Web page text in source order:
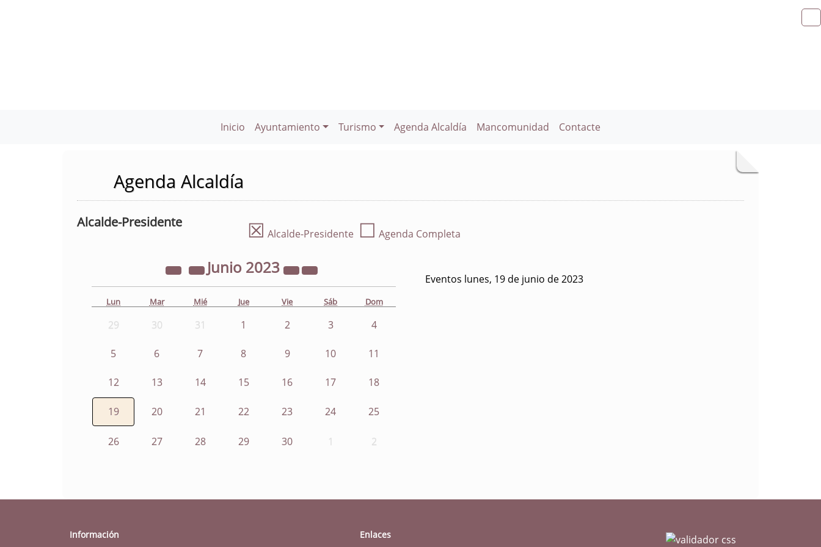
Inicio Ayuntamiento Turismo Agenda Alcaldía Mancomunidad Contacte
Agenda Alcaldía
Alcalde-Presidente ☒ Alcalde-Presidente ☐ Agenda Completa
Junio 2023
Lun Mar Mié Jue Vie Sáb Dom
29 30 31 1 2 3 4
5 6 7 8 9 10 11
12 13 14 15 16 17 18
19 20 21 22 23 24 25
26 27 28 29 30 1 2
Eventos lunes, 19 de junio de 2023
Información Enlaces